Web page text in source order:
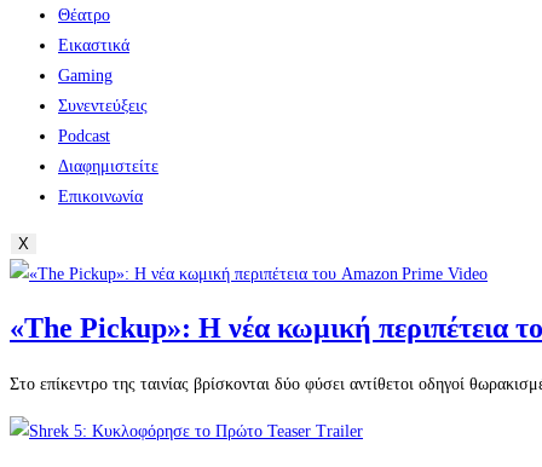
Θέατρο
Εικαστικά
Gaming
Συνεντεύξεις
Podcast
Διαφημιστείτε
Επικοινωνία
X
«The Pickup»: Η νέα κωμική περιπέτεια
Στο επίκεντρο της ταινίας βρίσκονται δύο φύσει αντίθετοι οδηγοί